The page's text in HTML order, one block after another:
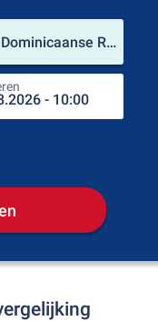
Punta Cana (La Altagracia / Dominicaanse Republiek)